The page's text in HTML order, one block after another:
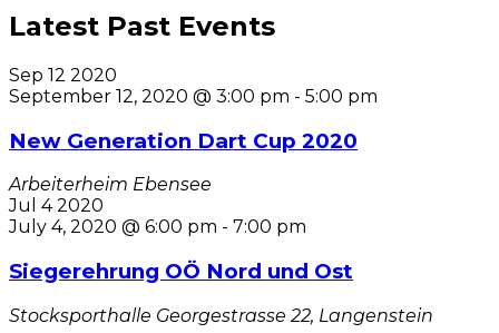
Latest Past Events
Sep 12 2020
September 12, 2020 @ 3:00 pm - 5:00 pm
New Generation Dart Cup 2020
Arbeiterheim Ebensee
Jul 42020
July 4, 2020 @ 6:00 pm - 7:00 pm
Siegerehrung OÖ Nord und Ost
Stocksporthalle Georgestrasse 22, Langenstein